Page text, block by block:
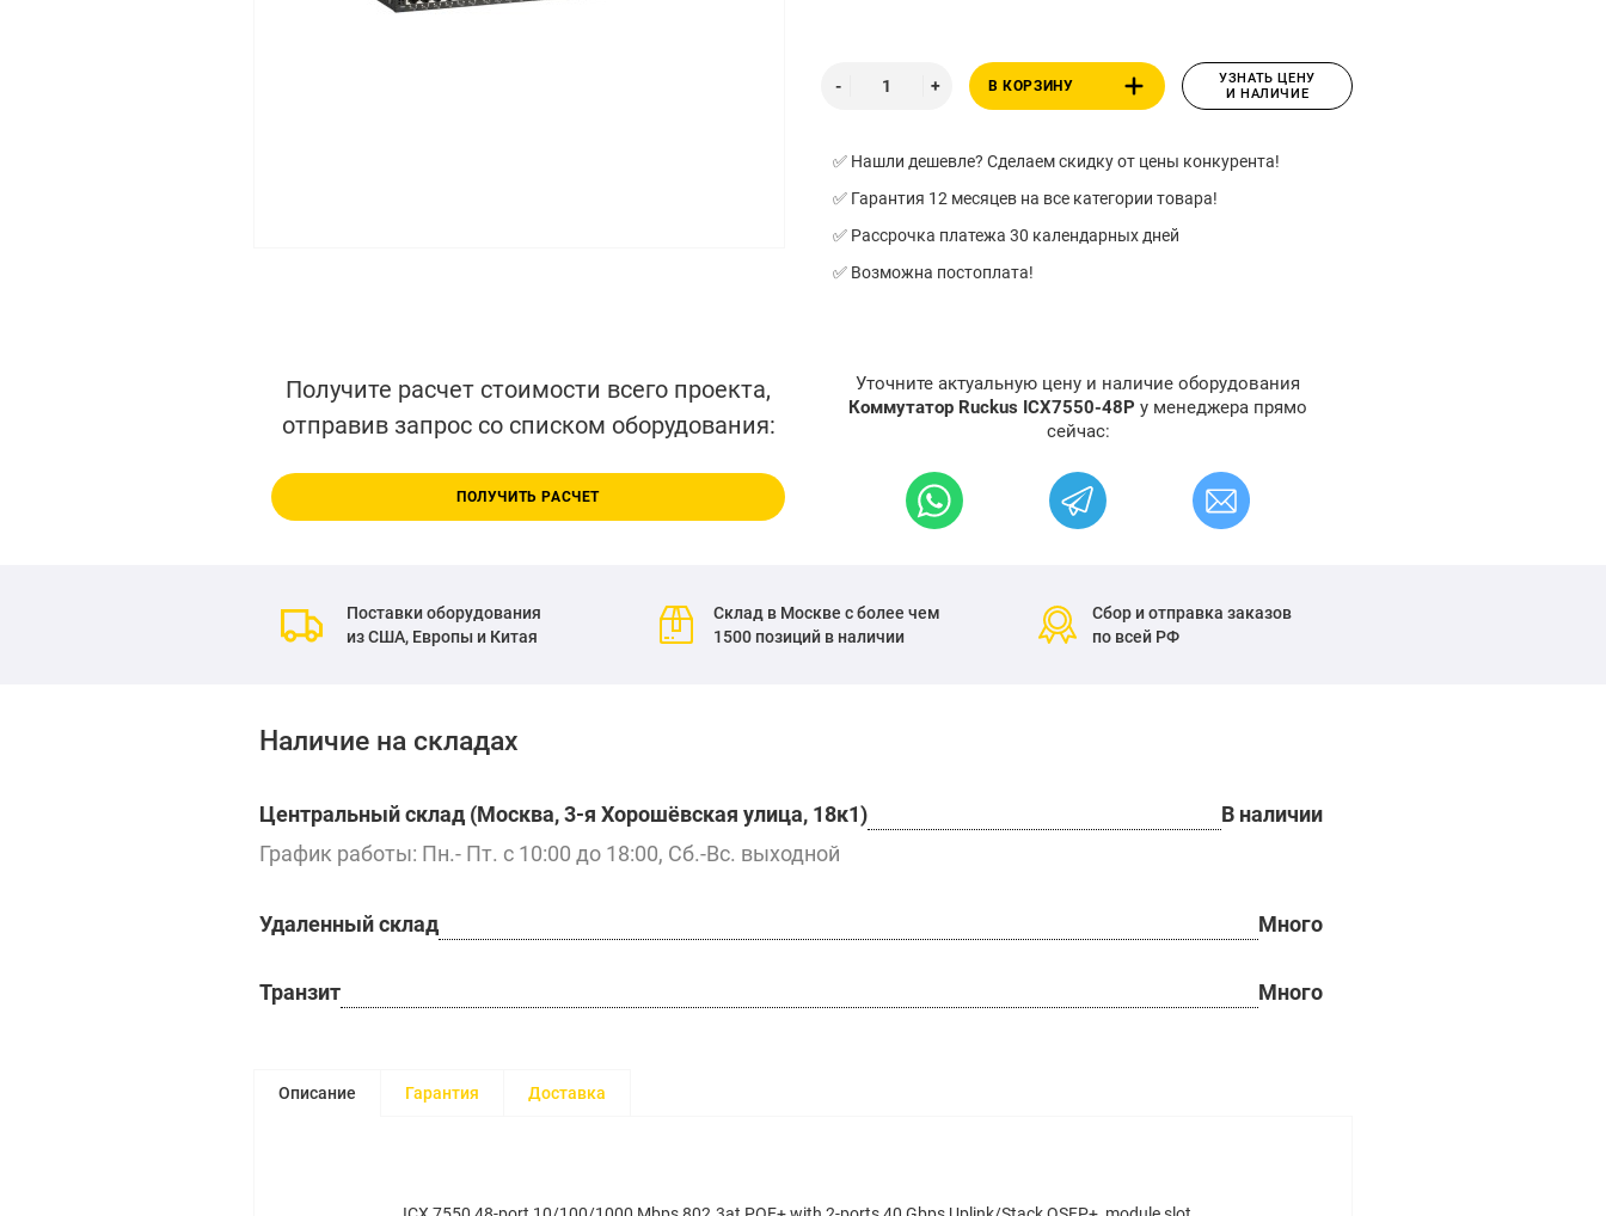
В КОРЗИНУ
УЗНАТЬ ЦЕНУ
И НАЛИЧИЕ
✅ Нашли дешевле? Сделаем скидку от цены конкурента!
✅ Гарантия 12 месяцев на все категории товара!
✅ Рассрочка платежа 30 календарных дней
✅ Возможна постоплата!
Получите расчет стоимости всего проекта,
отправив запрос со списком оборудования:
ПОЛУЧИТЬ РАСЧЕТ
Уточните актуальную цену и наличие оборудования
Коммутатор Ruckus ICX7550-48P у менеджера прямо
сейчас:
Поставки оборудования
из США, Европы и Китая
Склад в Москве с более чем
1500 позиций в наличии
Сбор и отправка заказов
по всей РФ
Наличие на складах
Центральный склад (Москва, 3-я Хорошёвская улица, 18к1)
В наличии
График работы: Пн.- Пт. с 10:00 до 18:00, Сб.-Вс. выходной
Удаленный склад Много
Транзит Много
Описание Гарантия Доставка